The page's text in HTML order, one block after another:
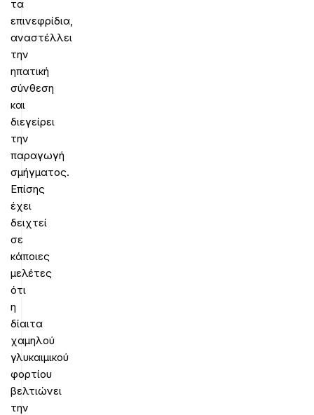
τα
επινεφρίδια,
αναστέλλει
την
ηπατική
σύνθεση
και
διεγείρει
την
παραγωγή
σμήγματος.
Επίσης
έχει
δειχτεί
σε
κάποιες
μελέτες
ότι
η
δίαιτα
χαμηλού
γλυκαιμικού
φορτίου
βελτιώνει
την